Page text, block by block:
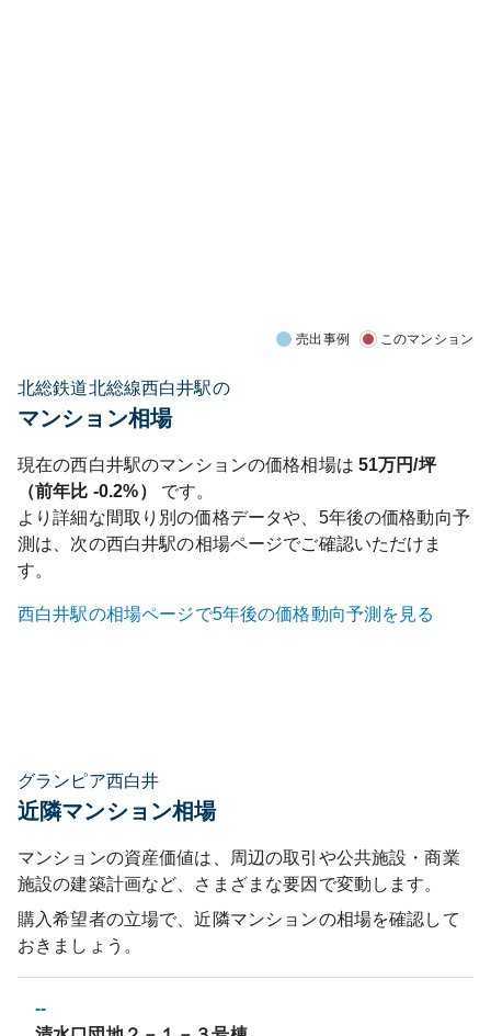
売出事例 このマンション
北総鉄道北総線西白井駅の
マンション相場
現在の西白井駅のマンションの価格相場は 51万円/坪
（前年比 -0.2%）
です。
より詳細な間取り別の価格データや、5年後の価格動向予
測は、次の西白井駅の相場ページでご確認いただけま
す。
西白井駅の相場ページで5年後の価格動向予測を見る
グランピア西白井
近隣マンション相場
マンションの資産価値は、周辺の取引や公共施設・商業
施設の建築計画など、さまざまな要因で変動します。
購入希望者の立場で、近隣マンションの相場を確認して
おきましょう。
--